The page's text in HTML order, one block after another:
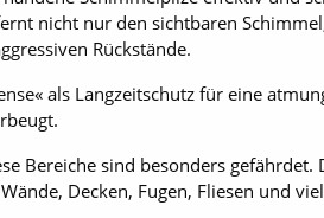
nicht nur den sichtbaren
Rückstände.
als Langzeitschutz für eine
Bereiche sind besonders
Decken, Fugen, Fliesen und